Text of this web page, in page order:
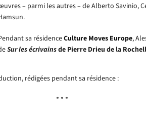
– parmi les autres – de Alberto Savinio,
sa résidenceCulture Moves Europe,
Sur les écrivainsde Pierre Drieu de la
rédigées pendant sa résidence :
* * *